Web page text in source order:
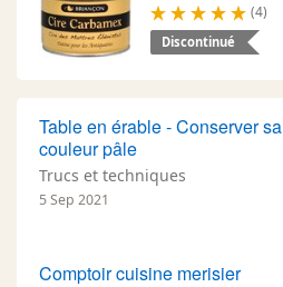
(4)
Discontinué
Table en érable - Conserver sa
couleur pâle
Trucs et techniques
5 Sep 2021
Comptoir cuisine merisier